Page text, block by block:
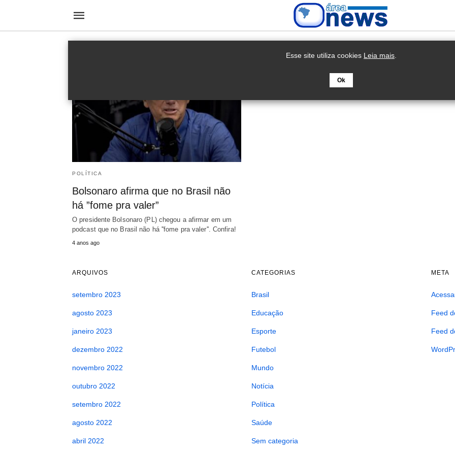
POLÍTICA
Bolsonaro afirma que no Brasil não
há ”fome pra valer”
O presidente Bolsonaro (PL) chegou a afirmar em um
podcast que no Brasil não há ''fome pra valer''. Confira!
4 anos ago
ARQUIVOS
setembro 2023
agosto 2023
janeiro 2023
dezembro 2022
novembro 2022
outubro 2022
setembro 2022
agosto 2022
abril 2022
CATEGORIAS
Brasil
Educação
Esporte
Futebol
Mundo
Notícia
Política
Saúde
Sem categoria
META
Feed
Feed
Esse site utiliza cookies Leia mais
Ok